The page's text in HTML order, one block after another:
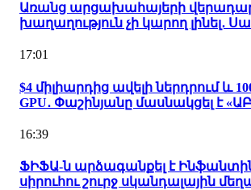
Առանց արցախահայերի
խաղաղություն չի կարող լինել․
17:01
$4 միլիարդից ավելի ներդրում և
GPU․ Փաշինյանը մասնակցել է
16:39
ՖԻՖԱ-ն արձագանքել է
սիրուհու շուրջ սկանդալային